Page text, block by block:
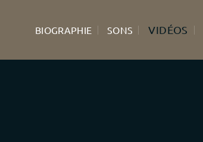
BIOGRAPHIE SONS VIDÉOS